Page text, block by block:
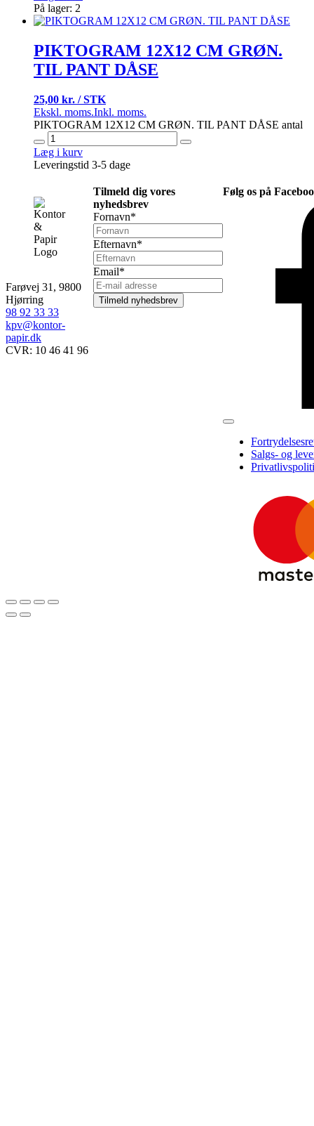
På lager: 2
PIKTOGRAM 12X12 CM GRØN.
TIL PANT DÅSE
25,00 kr. / STK
Ekskl. moms.Inkl. moms.
PIKTOGRAM 12X12 CM GRØN. TIL PANT DÅSE antal
Læg i kurv
Leveringstid 3-5 dage
Farøvej 31, 9800
Hjørring
98 92 33 33
kpv@kontor-
papir.dk
CVR: 10 46 41 96
Tilmeld dig vores
nyhedsbrev
Fornavn*
Efternavn*
Email*
Tilmeld nyhedsbrev
Følg os på
Salgs- og